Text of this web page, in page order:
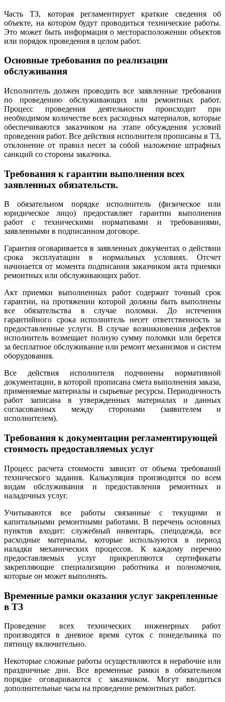
Часть ТЗ, которая регламентирует краткие сведения об
объекте, на котором будут проводиться технические работы.
Это может быть информация о месторасположении объектов
или порядок проведения в целом работ.
Основные требования по реализации
обслуживания
Исполнитель должен проводить все заявленные требования
по проведению обслуживающих или ремонтных работ.
Процесс проведения деятельности происходит при
необходимом количестве всех расходных материалов, которые
обеспечиваются заказчиком на этапе обсуждения условий
проведения работ. Все действия исполнителя прописаны в ТЗ,
отклонение от правил несет за собой наложение штрафных
санкций со стороны заказчика.
Требования к гарантии выполнения всех
заявленных обязательств.
В обязательном порядке исполнитель (физическое или
юридическое лицо) предоставляет гарантии выполнения
работ с техническими нормативами и требованиями,
заявленными в подписанном договоре.
Гарантия оговаривается в заявленных документах о действии
срока эксплуатации в нормальных условиях. Отсчет
начинается от момента подписания заказчиком акта приемки
ремонтных или обслуживающих работ.
Акт приемки выполненных работ содержит точный срок
гарантии, на протяжении которой должны быть выполнены
все обязательства в случае поломки. До истечения
гарантийного срока исполнитель несет ответственность за
предоставленные услуги. В случае возникновения дефектов
исполнитель возмещает полную сумму поломки или берется
за бесплатное обслуживание или ремонт механизмов и систем
оборудования.
Все действия исполнителя подчинены нормативной
документации, в которой прописана смета выполнения заказа,
применяемые материалы и сырьевые ресурсы. Периодичность
работ записана в утвержденных материалах и данных
согласованных между сторонами (заявителем и
исполнителем).
Требования к документации регламентирующей
стоимость предоставляемых услуг
Процесс расчета стоимости зависит от объема требований
технического задания. Калькуляция производится по всем
видам обслуживания и предоставления ремонтных и
наладочных услуг.
Учитываются все работы связанные с текущими и
капитальными ремонтными работами. В перечень основных
пунктов входит: служебный инвентарь, спецодежда, все
расходные материалы, которые используются в период
наладки механических процессов. К каждому перечню
предоставляемых услуг прикрепляются сертификаты
закрепляющие специализацию работника и полномочия,
которые он может выполнять.
Временные рамки оказания услуг закрепленные
в ТЗ
Проведение всех технических инженерных работ
производятся в дневное время суток с понедельника по
пятницу включительно.
Некоторые сложные работы осуществляются в нерабочие или
праздничные дни. Все временные рамки в обязательном
порядке оговариваются с заказчиком. Могут вводиться
дополнительные часы на проведение ремонтных работ.